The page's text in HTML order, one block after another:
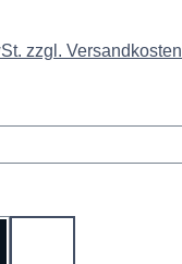
zzgl. Versandkosten